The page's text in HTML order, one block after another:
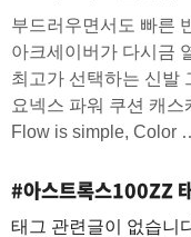
부드러우면서도 빠른
아크세이버가 다시금
최고가 선택하는 신발
요넥스 파워 쿠션 캐스
Flow is simple, Color
#아스트록스100ZZ
태그 관련글이 없습니